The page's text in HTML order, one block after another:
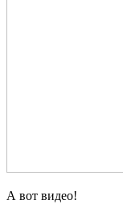
А вот видео!